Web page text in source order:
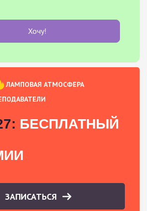
Хочу!
ЛАМПОВАЯ АТМОСФЕРА
БЕСПЛАТНЫЙ
ЗАПИСАТЬСЯ